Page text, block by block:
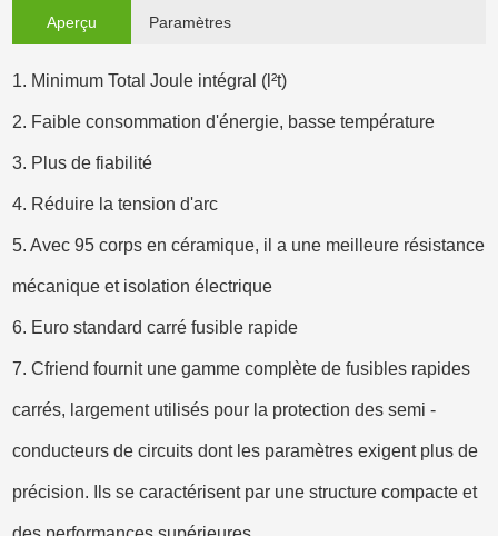
Aperçu Paramètres
1. Minimum Total Joule intégral (l²t)
2. Faible consommation d'énergie, basse température
3. Plus de fiabilité
4. Réduire la tension d'arc
5. Avec 95 corps en céramique, il a une meilleure résistance
mécanique et isolation électrique
6. Euro standard carré fusible rapide
7. Cfriend fournit une gamme complète de fusibles rapides
carrés, largement utilisés pour la protection des semi -
conducteurs de circuits dont les paramètres exigent plus de
précision. Ils se caractérisent par une structure compacte et